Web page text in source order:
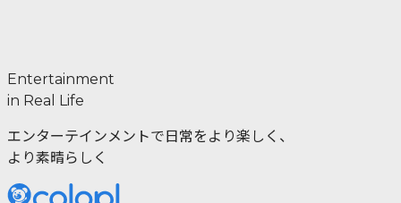
Entertainment
in Real Life
エンターテインメントで日常をより楽しく、
より素晴らしく